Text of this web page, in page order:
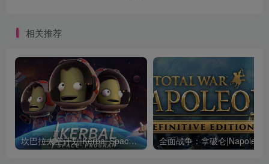
相关推荐
坎巴拉太空计划|Kerbal Space Program|1.12.5.3190|整合全DLC